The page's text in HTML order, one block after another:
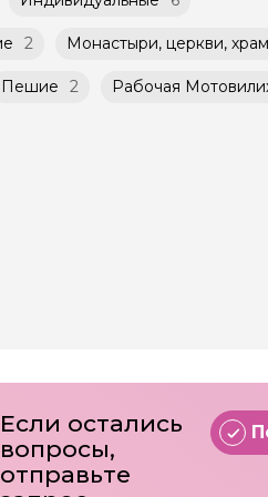
2 Монастыри, церкви,
Пешие 2 Рабочая
Если остались
вопросы,
отправьте